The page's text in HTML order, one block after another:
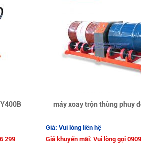
299
máy xoay trộn thùng phuy
Giá: Vui lòng liên hệ
Giá khuyến mãi: Vui lòng gọi